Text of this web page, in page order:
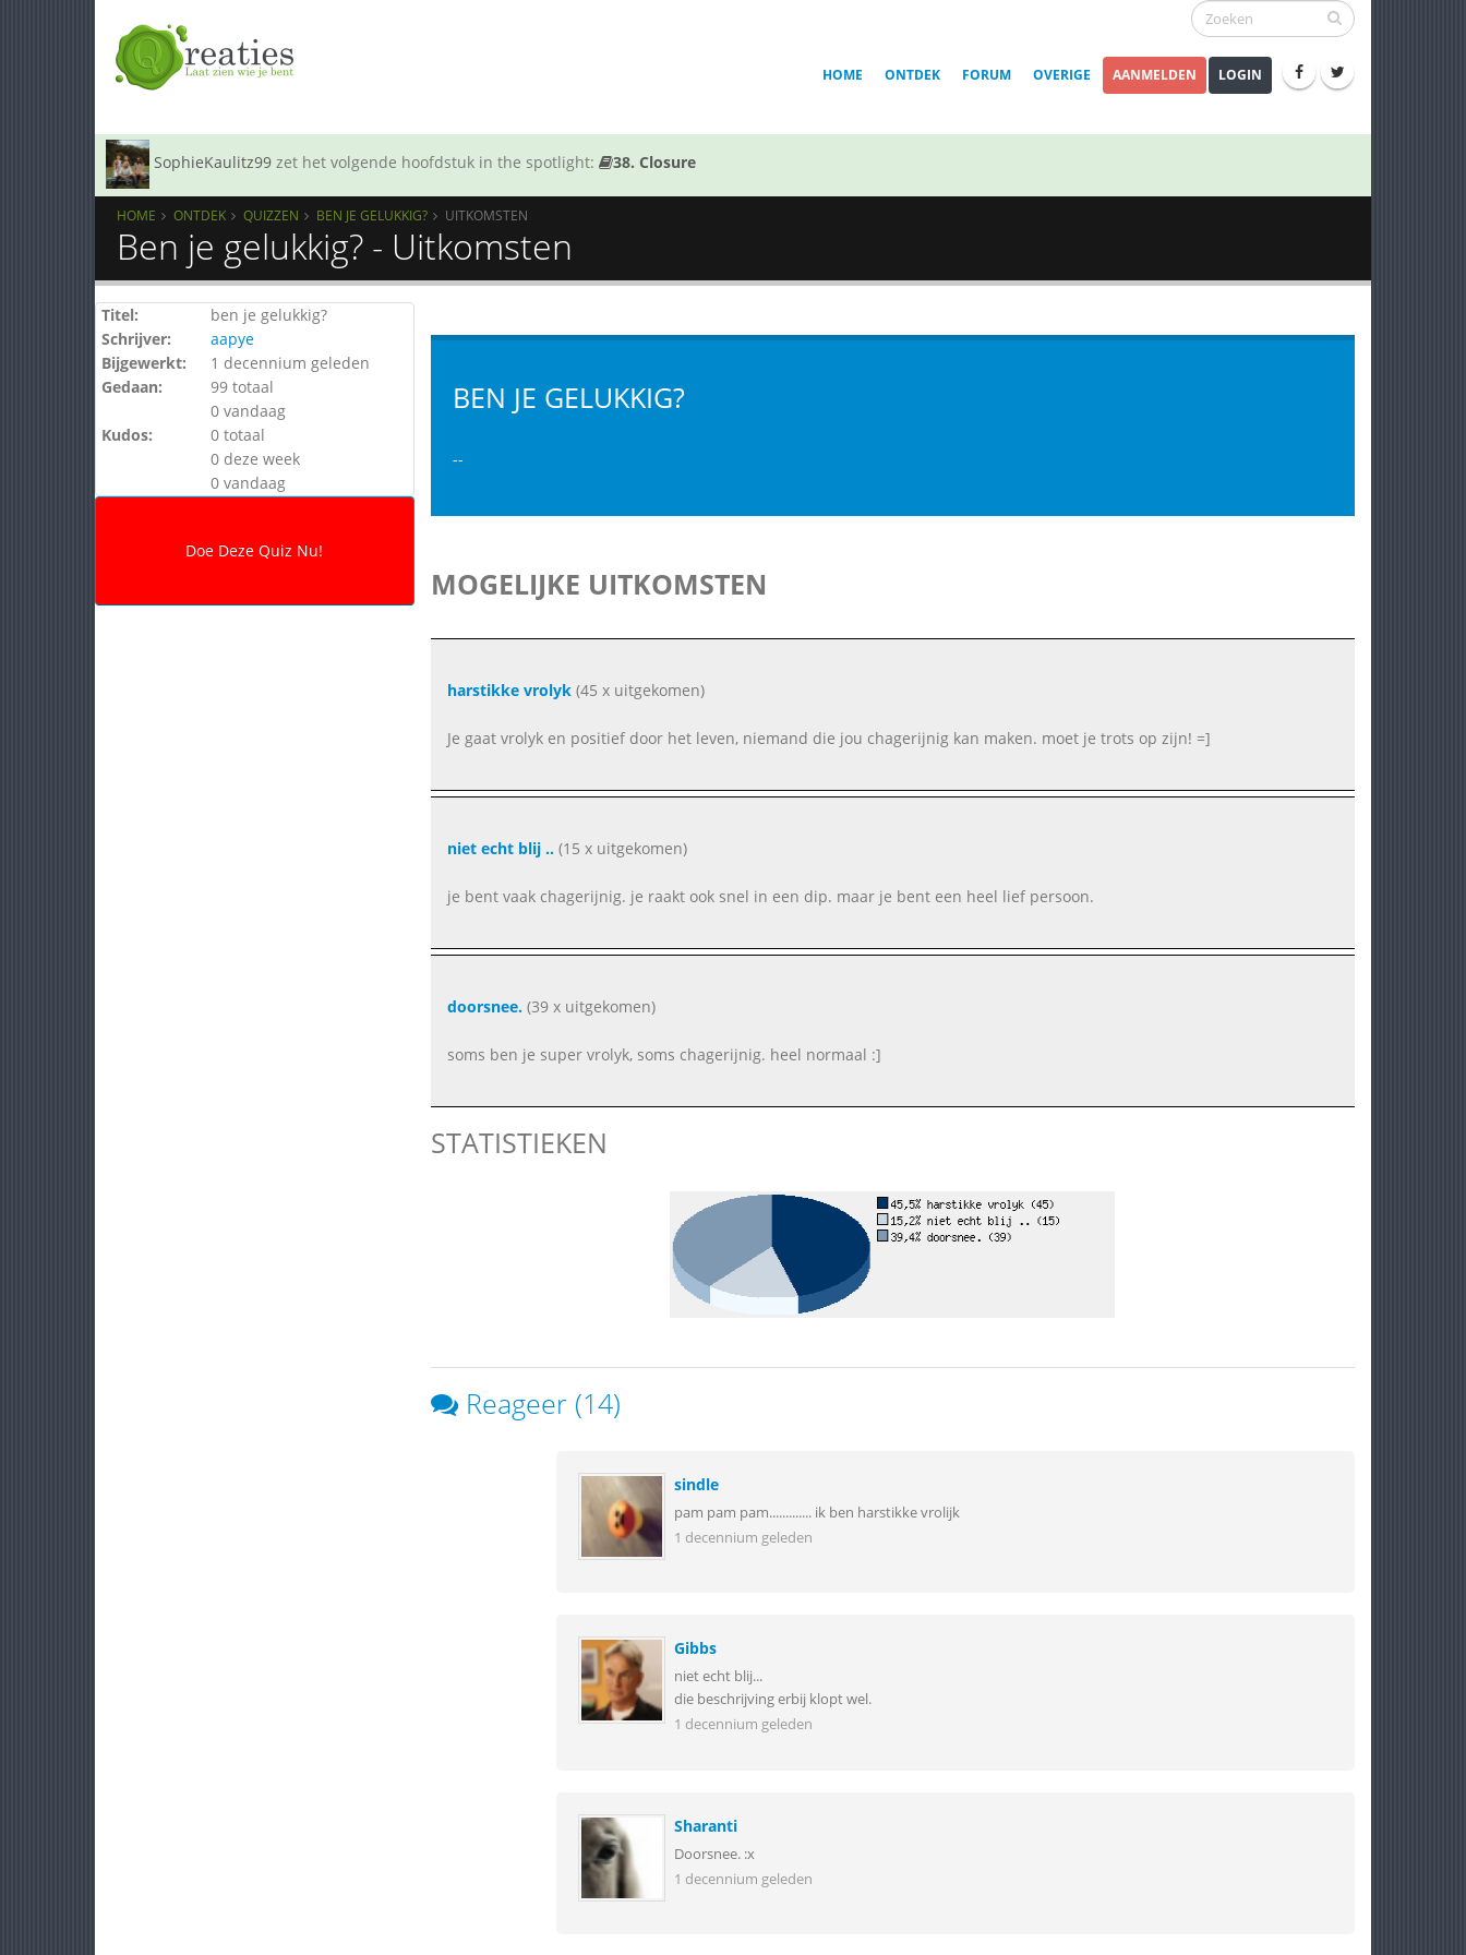
HOME ONTDEK FORUM OVERIGE AANMELDEN LOGIN
SophieKaulitz99 zet het volgende hoofdstuk in the spotlight: 38. Closure
HOME ONTDEK QUIZZEN BEN JE GELUKKIG? UITKOMSTEN
Ben je gelukkig? - Uitkomsten
Titel:
ben je gelukkig?
Schrijver:
aapye
Bijgewerkt:
1 decennium geleden
Gedaan:
99 totaal
0 vandaag
Kudos:
0 totaal
0 deze week
0 vandaag
BEN JE GELUKKIG?
--
MOGELIJKE UITKOMSTEN
harstikke vrolyk(45 x uitgekomen)
Je gaat vrolyk en positief door het leven, niemand die jou chagerijnig kan maken. moet je trots op zijn! =]
niet echt blij ..(15 x uitgekomen)
je bent vaak chagerijnig. je raakt ook snel in een dip. maar je bent een heel lief persoon.
doorsnee.(39 x uitgekomen)
soms ben je super vrolyk, soms chagerijnig. heel normaal :]
STATISTIEKEN
Reageer (14)
sindle
pam pam pam............. ik ben harstikke vrolijk
1 decennium geleden
Gibbs
niet echt blij...
die beschrijving erbij klopt wel.
1 decennium geleden
Sharanti
Doorsnee. :x
1 decennium geleden